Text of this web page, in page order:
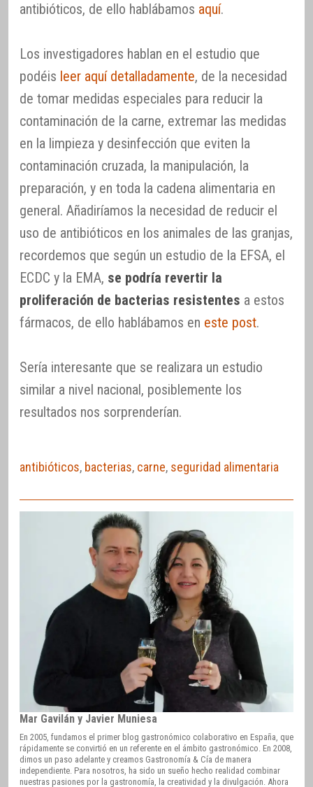
antibióticos, de ello hablábamos aquí.
Los investigadores hablan en el estudio que
podéis leer aquí detalladamente, de la necesidad
de tomar medidas especiales para reducir la
contaminación de la carne, extremar las medidas
en la limpieza y desinfección que eviten la
contaminación cruzada, la manipulación, la
preparación, y en toda la cadena alimentaria en
general. Añadiríamos la necesidad de reducir el
uso de antibióticos en los animales de las granjas,
recordemos que según un estudio de la EFSA, el
ECDC y la EMA, se podría revertir la
proliferación de bacterias resistentes a estos
fármacos, de ello hablábamos en este post.
Sería interesante que se realizara un estudio
similar a nivel nacional, posiblemente los
resultados nos sorprenderían.
antibióticos, bacterias, carne, seguridad alimentaria
Mar Gavilán y Javier Muniesa
En 2005, fundamos el primer blog gastronómico colaborativo en España, que
rápidamente se convirtió en un referente en el ámbito gastronómico. En 2008,
dimos un paso adelante y creamos Gastronomía & Cía de manera
independiente. Para nosotros, ha sido un sueño hecho realidad combinar
nuestras pasiones por la gastronomía, la creatividad y la divulgación. Ahora